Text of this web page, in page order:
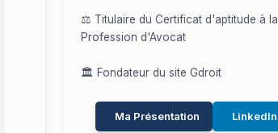
⚖️ Titulaire du Certificat d'aptitude à la
Profession d'Avocat
🏛️ Fondateur du site Gdroit
Ma Présentation LinkedIn